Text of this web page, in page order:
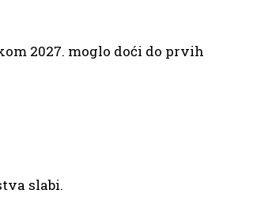
2027. moglo doći do prvih
slabi.